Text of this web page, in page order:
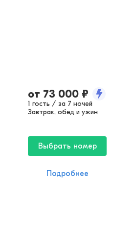
от 73 000 ₽
1 гость / за 7 ночей
Завтрак, обед и ужин
Выбрать номер
Подробнее